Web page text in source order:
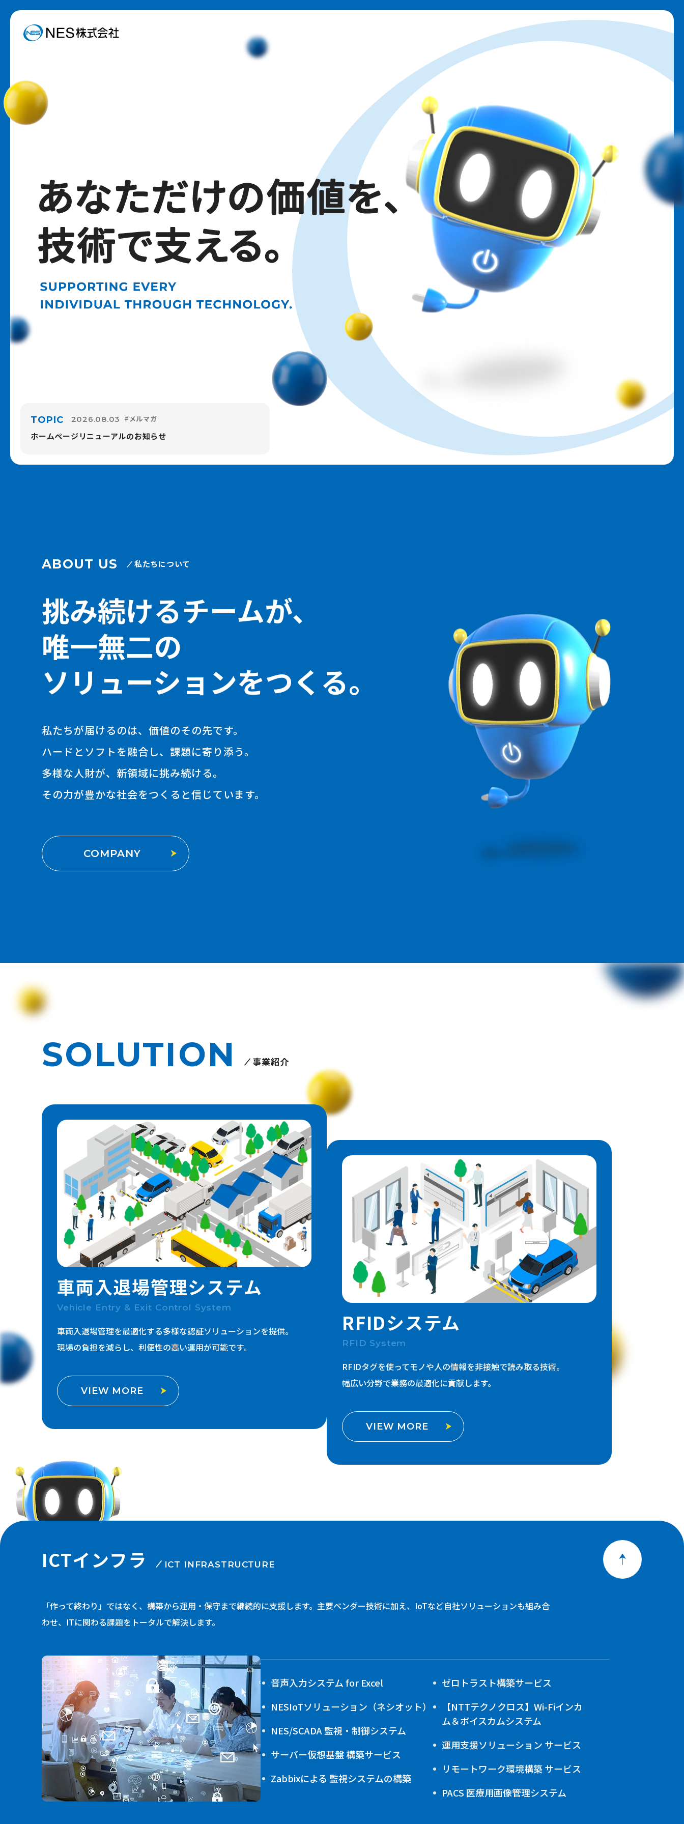
RFIDシステム
ICTインフラ
セキュリティ
映像・音響
公共・防災
一般事業主行動計画 / 健康企業宣言
健康経営優良法人
品質方針
SDGs宣言
パートナーシップ構築宣言
環境ソリューション
TOPIC 2026.08.03 #メルマガ
ホームページリニューアルのお知らせ
ABOUT US 私たちについて
挑み続けるチームが、
唯一無二の
ソリューションをつくる。
私たちが届けるのは、価値のその先です。
ハードとソフトを融合し、課題に寄り添う。
多様な人財が、新領域に挑み続ける。
その力が豊かな社会をつくると信じています。
COMPANY
SOLUTION 事業紹介
車両入退場管理システム
Vehicle Entry & Exit Control System
車両入退場管理を最適化する多様な認証ソリューションを提供。
現場の負担を減らし、利便性の高い運用が可能です。
VIEW MORE
RFIDシステム
RFID System
RFIDタグを使ってモノや人の情報を非接触で読み取る技術。
幅広い分野で業務の最適化に貢献します。
VIEW MORE
ICTインフラ ICT INFRASTRUCTURE
「作って終わり」ではなく、構築から運用・保守まで継続的に支援します。主要ベンダー技術に加え、IoTなど自社ソリューションも組み合
わせ、ITに関わる課題をトータルで解決します。
音声入力システム for Excel
NESIoTソリューション（ネシオット）
NES/SCADA 監視・制御システム
サーバー仮想基盤 構築サービス
Zabbixによる 監視システムの構築
ゼロトラスト構築サービス
【NTTテクノクロス】Wi-Fiインカ
ム＆ボイスカムシステム
運用支援ソリューション サービス
リモートワーク環境構築 サービス
PACS 医療用画像管理システム